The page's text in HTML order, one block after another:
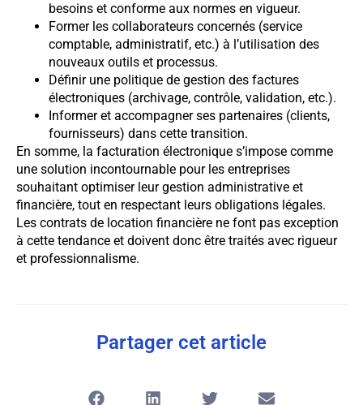
besoins et conforme aux normes en vigueur.
Former les collaborateurs concernés (service
comptable, administratif, etc.) à l’utilisation des
nouveaux outils et processus.
Définir une politique de gestion des factures
électroniques (archivage, contrôle, validation, etc.).
Informer et accompagner ses partenaires (clients,
fournisseurs) dans cette transition.
En somme, la facturation électronique s’impose comme
une solution incontournable pour les entreprises
souhaitant optimiser leur gestion administrative et
financière, tout en respectant leurs obligations légales.
Les contrats de location financière ne font pas exception
à cette tendance et doivent donc être traités avec rigueur
et professionnalisme.
Partager cet article